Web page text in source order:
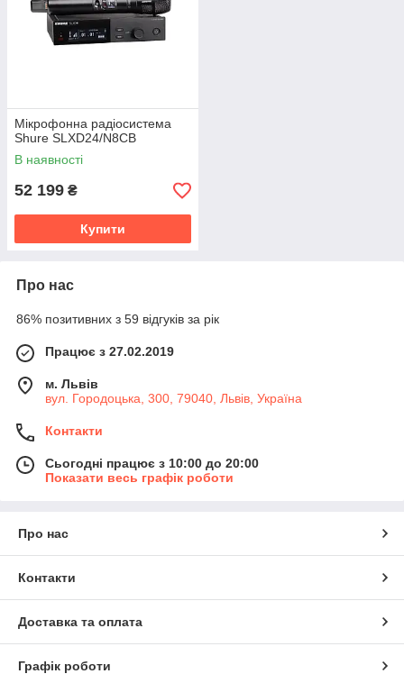
Мікрофонна радіосистема
Shure SLXD24/N8CB
В наявності
52 199 ₴
Купити
Про нас
86% позитивних з 59 відгуків за рік
Працює з 27.02.2019
м. Львів
вул. Городоцька, 300, 79040, Львів, Україна
Контакти
Сьогодні працює з 10:00 до 20:00
Показати весь графік роботи
Про нас
Контакти
Доставка та оплата
Графік роботи